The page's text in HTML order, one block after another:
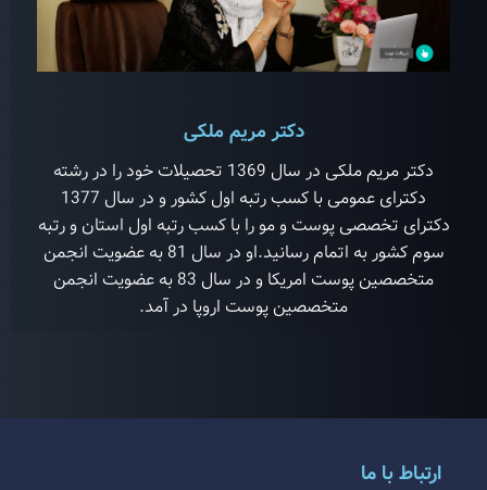
دکتر مریم ملکی
دکتر مریم ملکی در سال 1369 تحصیلات خود را در رشته
دکترای عمومی با کسب رتبه اول کشور و در سال 1377
دکترای تخصصی پوست و مو را با کسب رتبه اول استان و رتبه
سوم کشور به اتمام رسانید.او در سال 81 به عضویت انجمن
متخصصین پوست امریکا و در سال 83 به عضویت انجمن
متخصصین پوست اروپا در آمد.
ارتباط با ما